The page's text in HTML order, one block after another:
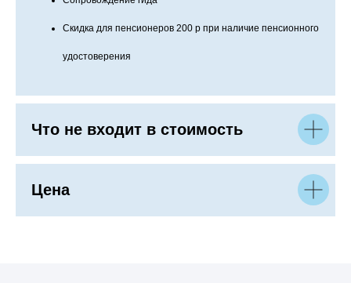
Скидка для пенсионеров 200 р при наличие пенсионного
удостоверения
Что не входит в стоимость
Цена